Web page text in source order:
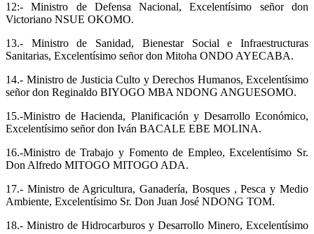
12:- Ministro de Defensa Nacional, Excelentísimo señor don
Victoriano NSUE OKOMO.
13.- Ministro de Sanidad, Bienestar Social e Infraestructuras
Sanitarias, Excelentísimo señor don Mitoha ONDO AYECABA.
14.- ⁠Ministro de Justicia Culto y Derechos Humanos, Excelentísimo
señor don Reginaldo BIYOGO MBA NDONG ANGUESOMO.
15.-⁠Ministro de Hacienda, Planificación y Desarrollo Económico,
Excelentísimo señor don Iván BACALE EBE MOLINA.
16.-⁠Ministro de Trabajo y Fomento de Empleo, Excelentísimo Sr.
Don Alfredo MITOGO MITOGO ADA.
17.- Ministro de Agricultura, Ganadería, Bosques , Pesca y Medio
Ambiente, Excelentísimo Sr. Don Juan José NDONG TOM.
18.- Ministro de Hidrocarburos y Desarrollo Minero, Excelentísimo